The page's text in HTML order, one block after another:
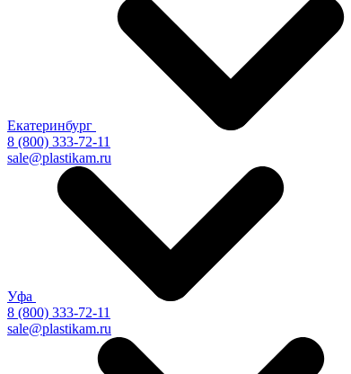
Екатеринбург
8 (800) 333-72-11
sale@plastikam.ru
Уфа
8 (800) 333-72-11
sale@plastikam.ru